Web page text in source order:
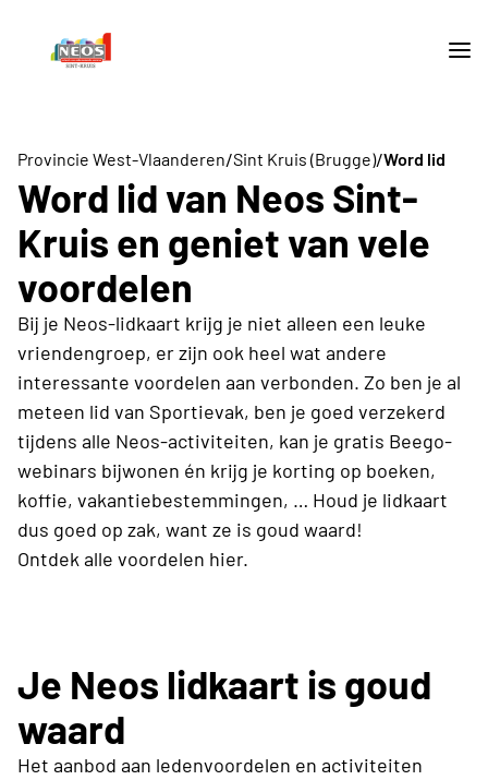
Provincie West-Vlaanderen/Sint Kruis (Brugge)/Word lid
Word lid van Neos Sint-
Kruis en geniet van vele
voordelen
Bij je Neos-lidkaart krijg je niet alleen een leuke
vriendengroep, er zijn ook heel wat andere
interessante voordelen aan verbonden. Zo ben je al
meteen lid van Sportievak, ben je goed verzekerd
tijdens alle Neos-activiteiten, kan je gratis Beego-
webinars bijwonen én krijg je korting op boeken,
koffie, vakantiebestemmingen, … Houd je lidkaart
dus goed op zak, want ze is goud waard!
Ontdek alle voordelen hier.
Je Neos lidkaart is goud
waard
Het aanbod aan ledenvoordelen en activiteiten